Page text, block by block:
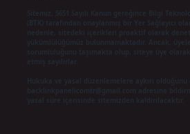
Sitemiz, 5651 Sayılı Kanun gereğince Bilgi
(BTK) tarafından onaylanmış bir Yer Sağlayıcı
nedenle, sitedeki içerikleri proaktif olarak
yükümlülüğümüz bulunmamaktadır. Ancak,
Hukuka ve yasal düzenlemelere aykırı